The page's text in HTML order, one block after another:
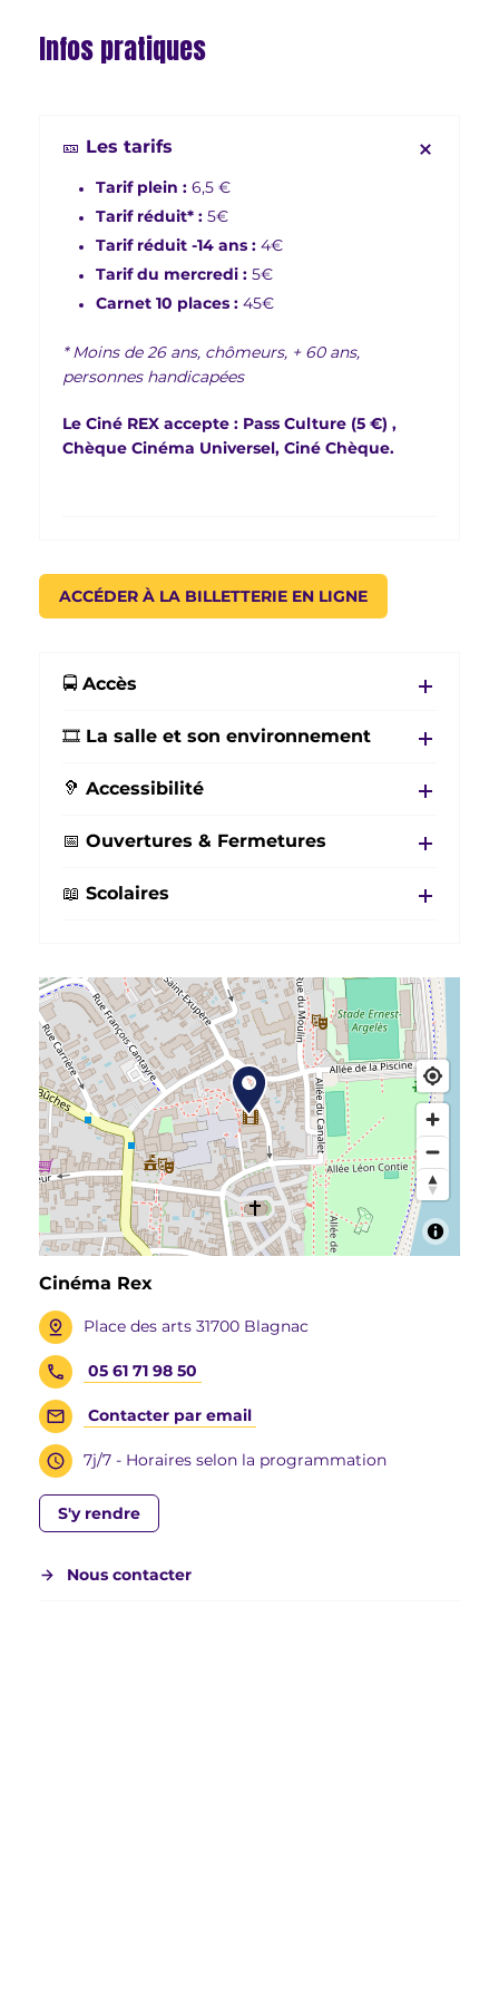
Infos pratiques
🎫 Les tarifs
Tarif plein : 6,5 €
Tarif réduit* : 5€
Tarif réduit -14 ans : 4€
Tarif du mercredi : 5€
Carnet 10 places : 45€
* Moins de 26 ans, chômeurs, + 60 ans,
personnes handicapées
Le Ciné REX accepte : Pass Culture (5 €) ,
Chèque Cinéma Universel, Ciné Chèque.
ACCÉDER À LA BILLETTERIE EN LIGNE
🚍 Accès
🎞️ La salle et son environnement
🦻 Accessibilité
📅 Ouvertures & Fermetures
📖 Scolaires
Cinéma Rex
Place des arts 31700 Blagnac
05 61 71 98 50
Contacter par email
7j/7 - Horaires selon la programmation
S'y rendre
Nous contacter